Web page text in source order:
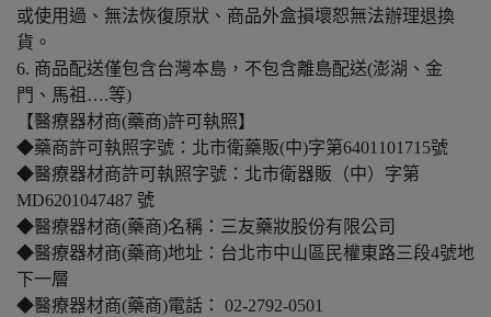
或使用過、無法恢復原狀、商品外盒損壞恕無法辦理退換
貨。
6. 商品配送僅包含台灣本島，不包含離島配送(澎湖、金
門、馬祖….等)
【醫療器材商(藥商)許可執照】
◆藥商許可執照字號：北市衛藥販(中)字第6401101715號
◆醫療器材商許可執照字號：北市衛器販（中）字第
MD6201047487 號
◆醫療器材商(藥商)名稱：三友藥妝股份有限公司
◆醫療器材商(藥商)地址：台北市中山區民權東路三段4號地
下一層
◆醫療器材商(藥商)電話： 02-2792-0501